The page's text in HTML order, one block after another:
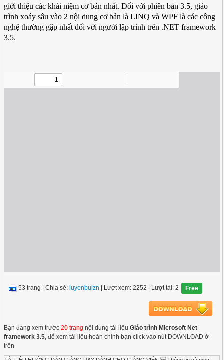
giới thiệu các khái niệm cơ bản nhất. Đối với phiên bản 3.5, giáo
trình xoáy sâu vào 2 nội dung cơ bản là LINQ và WPF là các công
nghệ thường gặp nhất đối với người lập trình trên .NET framework
3.5.
53 trang |Chia sẻ: luyenbuizn | Lượt xem: 2252 | Lượt tải: 2 Free
Bạn đang xem trước20 trang nội dung tài liệuGiáo trình Microsoft Net
framework 3.5, để xem tài liệu hoàn chỉnh bạn click vào nút DOWNLOAD ở
trên